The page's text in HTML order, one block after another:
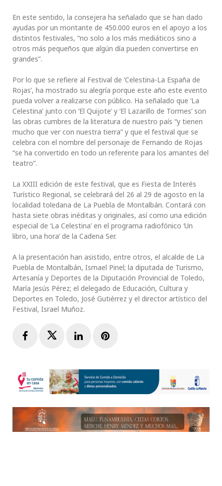
En este sentido, la consejera ha señalado que se han dado
ayudas por un montante de 450.000 euros en el apoyo a los
distintos festivales, “no solo a los más mediáticos sino a
otros más pequeños que algún día pueden convertirse en
grandes”.
Por lo que se refiere al Festival de ‘Celestina-La España de
Rojas’, ha mostrado su alegría porque este año este evento
pueda volver a realizarse con público. Ha señalado que ‘La
Celestina’ junto con ‘El Quijote’ y ‘El Lazarillo de Tormes’ son
las obras cumbres de la literatura de nuestro país “y tienen
mucho que ver con nuestra tierra” y que el festival que se
celebra con el nombre del personaje de Fernando de Rojas
“se ha convertido en todo un referente para los amantes del
teatro”.
La XXIII edición de este festival, que es Fiesta de Interés
Turístico Regional, se celebrará del 26 al 29 de agosto en la
localidad toledana de La Puebla de Montalbán. Contará con
hasta siete obras inéditas y originales, así como una edición
especial de ‘La Celestina’ en el programa radiofónico ‘Un
libro, una hora’ de la Cadena Ser.
A la presentación han asistido, entre otros, el alcalde de La
Puebla de Montalbán, Ismael Pinel; la diputada de Turismo,
Artesanía y Deportes de la Diputación Provincial de Toledo,
María Jesús Pérez; el delegado de Educación, Cultura y
Deportes en Toledo, José Gutiérrez y el director artístico del
Festival, Israel Muñoz.
FacebookTwitterLinkedInPinterest